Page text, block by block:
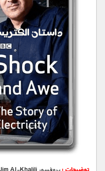
علم و فناوری
فرهنگ / هنر
کیهان / نجوم
گردشگری
مسابقات / ورزشی
مستند های اختصاصی